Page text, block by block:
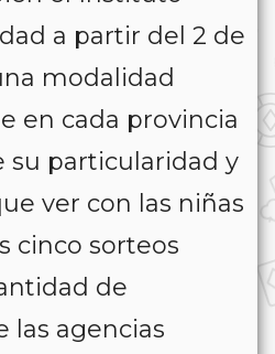
a partir del 2 de
modalidad
en cada provincia
su particularidad y
ver con las niñas
cinco sorteos
de
las agencias